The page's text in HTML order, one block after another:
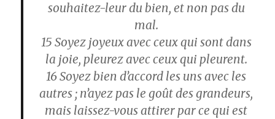
souhaitez-leur du bien, et non pas du
mal.
15 Soyez joyeux avec ceux qui sont dans
la joie, pleurez avec ceux qui pleurent.
16Soyez bien d’accord les uns avec les
autres ; n’ayez pas le goût des grandeurs,
mais laissez-vous attirer par ce qui est